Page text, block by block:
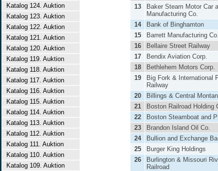
Katalog 124. Auktion
Katalog 123. Auktion
Katalog 122. Auktion
Katalog 121. Auktion
Katalog 120. Auktion
Katalog 119. Auktion
Katalog 118. Auktion
Katalog 117. Auktion
Katalog 116. Auktion
Katalog 115. Auktion
Katalog 114. Auktion
Katalog 113. Auktion
Katalog 112. Auktion
Katalog 111. Auktion
Katalog 110. Auktion
Katalog 109. Auktion
13
Baker Steam Motor Car
Manufacturing Co.
14
Bank of Binghamton
15
Barrett Manufacturing
16
Bellaire Street Railway
17
Bendix Aviation Corp.
18
Bethlehem Motors Corp.
19
Big Fork & International
Railway
20
Billings & Central
21
Boston Railroad Holding
22
Boston Steamboat and
23
Brandon Island Oil Co.
24
Bullion and Exchange
25
Burger King Holdings
26
Burlington & Missouri
Railroad